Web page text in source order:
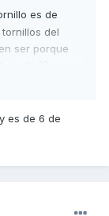
es de
del
ser porque
Entiendo
y cabeza
es de 6 de